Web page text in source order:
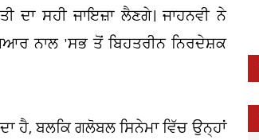
ਦਾ ਸਹੀ ਜਾਇਜ਼ਾ ਲੈਣਗੇ। ਜਾਹਨਵੀ ਨੇ
ਨਾਲ 'ਸਭ ਤੋਂ ਬਿਹਤਰੀਨ ਨਿਰਦੇਸ਼ਕ
ਹੈ, ਬਲਕਿ ਗਲੋਬਲ ਸਿਨੇਮਾ ਵਿੱਚ ਉਨ੍ਹਾਂ